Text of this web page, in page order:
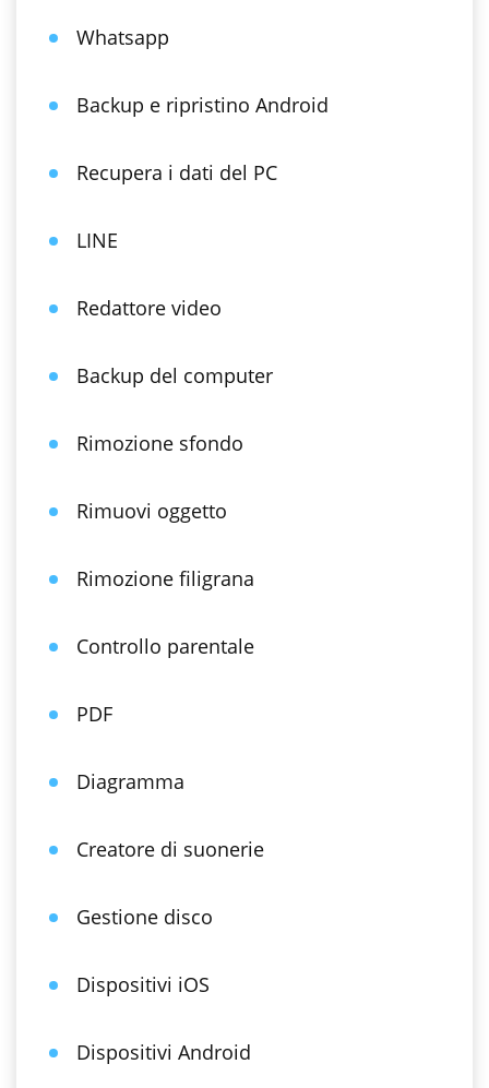
Whatsapp
Backup e ripristino Android
Recupera i dati del PC
LINE
Redattore video
Backup del computer
Rimozione sfondo
Rimuovi oggetto
Rimozione filigrana
Controllo parentale
PDF
Diagramma
Creatore di suonerie
Gestione disco
Dispositivi iOS
Dispositivi Android